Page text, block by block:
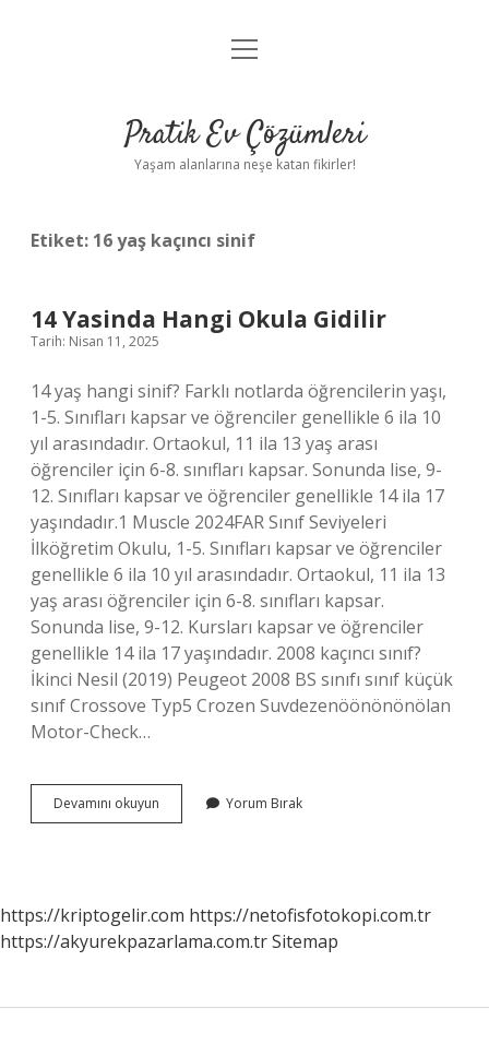
Anasayfa
Yasal Uyarı
menüyü
Pratik Ev Çözümleri
Yaşam alanlarına neşe katan fikirler!
Etiket: 16 yaş kaçıncı sinif
14 Yasinda Hangi Okula Gidilir
Tarih: Nisan 11, 2025
14 yaş hangi sinif? Farklı notlarda öğrencilerin yaşı,
1-5. Sınıfları kapsar ve öğrenciler genellikle 6 ila 10
yıl arasındadır. Ortaokul, 11 ila 13 yaş arası
öğrenciler için 6-8. sınıfları kapsar. Sonunda lise, 9-
12. Sınıfları kapsar ve öğrenciler genellikle 14 ila 17
yaşındadır.1 Muscle 2024FAR Sınıf Seviyeleri
İlköğretim Okulu, 1-5. Sınıfları kapsar ve öğrenciler
genellikle 6 ila 10 yıl arasındadır. Ortaokul, 11 ila 13
yaş arası öğrenciler için 6-8. sınıfları kapsar.
Sonunda lise, 9-12. Kursları kapsar ve öğrenciler
genellikle 14 ila 17 yaşındadır. 2008 kaçıncı sınıf?
İkinci Nesil (2019) Peugeot 2008 BS sınıfı sınıf küçük
sınıf Crossove Typ5 Crozen Suvdezenöönönönölan
Motor-Check…
Devamını okuyun
Yasinda
Yorum Bırak
https://kriptogelir.com https://netofisfotokopi.com.tr
https://akyurekpazarlama.com.trSitemap